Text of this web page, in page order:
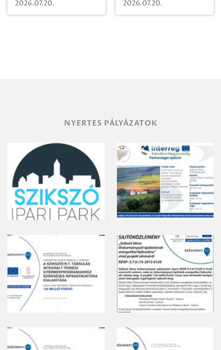
Paradicsomba
2026.07.20.
Zrt. Területi
2026.07.20.
NYERTES PÁLYÁZATOK